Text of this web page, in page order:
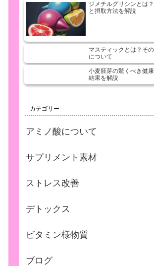
ジメチルグリシンとは
と摂取方法を解説
マスティックとは？そ
について
小麦胚芽の驚くべき健
結果を解説
カテゴリー
アミノ酸について
サプリメント素材
ストレス改善
デトックス
ビタミン様物質
ブログ